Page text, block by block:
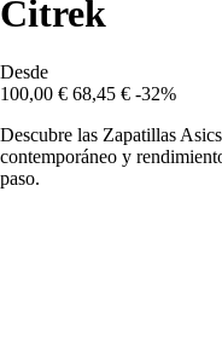
Citrek
Desde
100,00 € 68,45 € -32%
Descubre las Zapatillas
contemporáneo y
paso.